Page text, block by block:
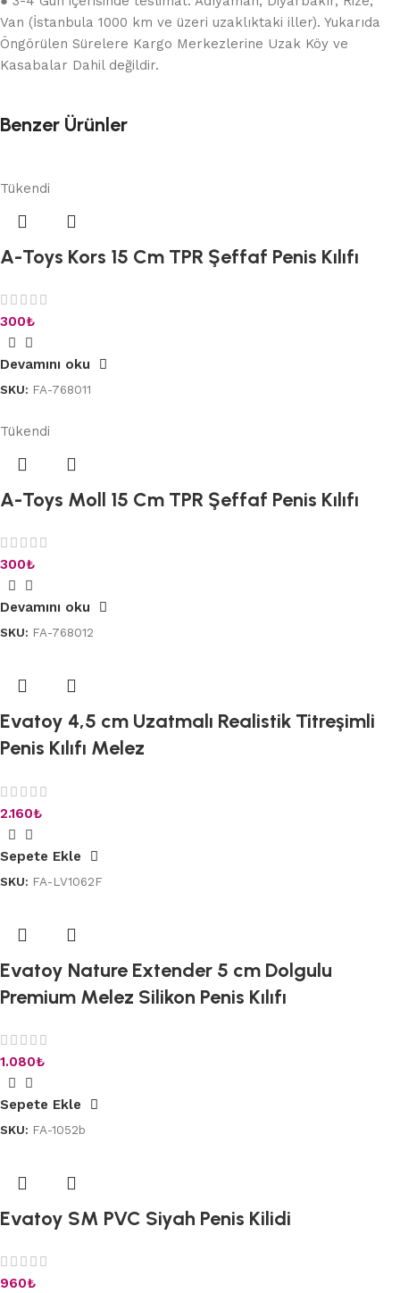
Van (İstanbula 1000 km ve üzeri uzaklıktaki iller). Yukarıda
Öngörülen Sürelere Kargo Merkezlerine Uzak Köy ve
Kasabalar Dahil değildir.
Benzer Ürünler
Tükendi
A-Toys Kors 15 Cm TPR Şeffaf Penis Kılıfı
300₺
Devamını oku
SKU: FA-768011
Tükendi
A-Toys Moll 15 Cm TPR Şeffaf Penis Kılıfı
300₺
Devamını oku
SKU: FA-768012
Evatoy 4,5 cm Uzatmalı Realistik Titreşimli
Penis Kılıfı Melez
2.160₺
Sepete Ekle
SKU: FA-LV1062F
Evatoy Nature Extender 5 cm Dolgulu
Premium Melez Silikon Penis Kılıfı
1.080₺
Sepete Ekle
SKU: FA-1052b
Evatoy SM PVC Siyah Penis Kilidi
960₺